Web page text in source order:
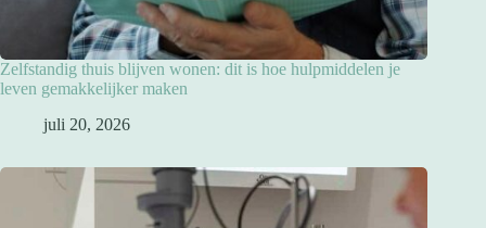
Zelfstandig thuis blijven wonen: dit is hoe hulpmiddelen je
leven gemakkelijker maken
juli 20, 2026